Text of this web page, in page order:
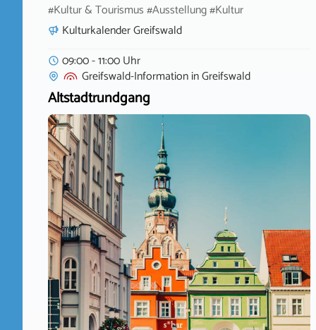
#Kultur & Tourismus #Ausstellung #Kultur
Kulturkalender Greifswald
09:00 - 11:00 Uhr
Greifswald-InformationinGreifswald
Altstadtrundgang